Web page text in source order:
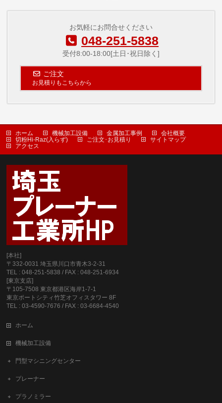
お気軽にお問合せください
048-251-5838
受付8:00-18:00[土日･祝日除く]
ご注文
お見積りもこちらから
ホーム 機械加工設備 金属加工事例
会社概要
切粉Hi-Raz(入らず)
ご注文･お見積り
サイトマップ
アクセス
[本社]
〒332-0031 埼玉県川口市青木3-2-31
TEL : 048-251-5838 / FAX : 048-251-6934
[東京支店]
〒105-7508 東京都港区海岸1-7-1
東京ポートシティ竹芝オフィスタワー 8F
TEL : 03-4590-7676 / FAX : 03-6684-4540
ホーム
機械加工設備
門型マシニングセンター
プレーナー
プラノミラー